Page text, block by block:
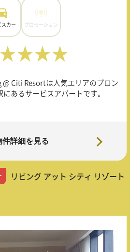
スカー プロモーション
@ Citi Resortは人気エリアのプロン
にあるサービスアパートです。
件詳細を見る
リビング アット シティ リゾート